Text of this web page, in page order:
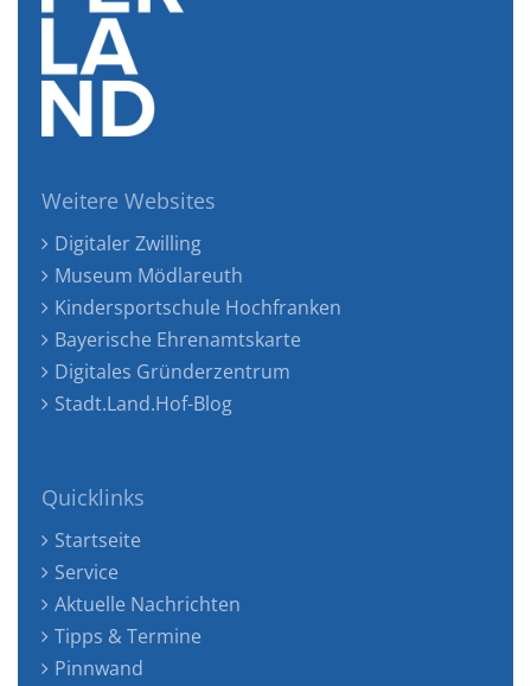
Weitere Websites
Digitaler Zwilling
Museum Mödlareuth
Kindersportschule Hochfranken
Bayerische Ehrenamtskarte
Digitales Gründerzentrum
Stadt.Land.Hof-Blog
Quicklinks
Startseite
Service
Aktuelle Nachrichten
Tipps & Termine
Pinnwand